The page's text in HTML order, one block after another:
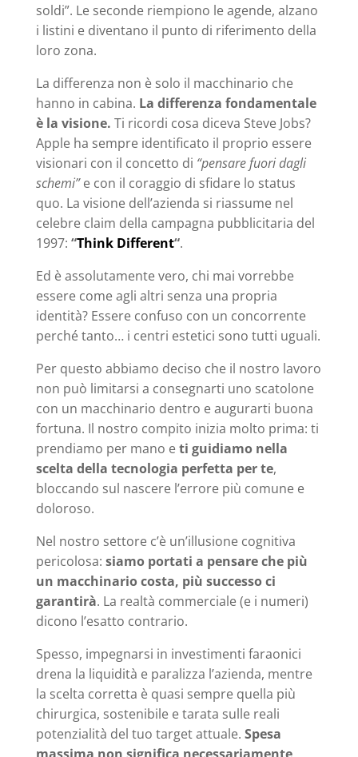
soldi”. Le seconde riempiono le agende, alzano
i listini e diventano il punto di riferimento della
loro zona.
La differenza non è solo il macchinario che
hanno in cabina. La differenza fondamentale
è la visione. Ti ricordi cosa diceva Steve Jobs?
Apple ha sempre identificato il proprio essere
visionari con il concetto di “pensare fuori dagli
schemi”e con il coraggio di sfidare lo status
quo. La visione dell’azienda si riassume nel
celebre claim della campagna pubblicitaria del
1997: “Think Different“.
Ed è assolutamente vero, chi mai vorrebbe
essere come agli altri senza una propria
identità? Essere confuso con un concorrente
perché tanto… i centri estetici sono tutti uguali.
Per questo abbiamo deciso che il nostro lavoro
non può limitarsi a consegnarti uno scatolone
con un macchinario dentro e augurarti buona
fortuna. Il nostro compito inizia molto prima: ti
prendiamo per mano eti guidiamo nella
scelta della tecnologia perfetta per te,
bloccando sul nascere l’errore più comune e
doloroso.
Nel nostro settore c’è un’illusione cognitiva
pericolosa: siamo portati a pensare che più
un macchinario costa, più successo ci
garantirà. La realtà commerciale (e i numeri)
dicono l’esatto contrario.
Spesso, impegnarsi in investimenti faraonici
drena la liquidità e paralizza l’azienda, mentre
la scelta corretta è quasi sempre quella più
chirurgica, sostenibile e tarata sulle reali
potenzialità del tuo target attuale. Spesa